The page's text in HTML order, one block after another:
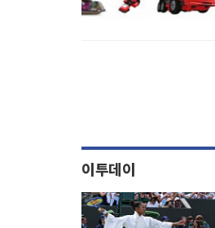
이투데이